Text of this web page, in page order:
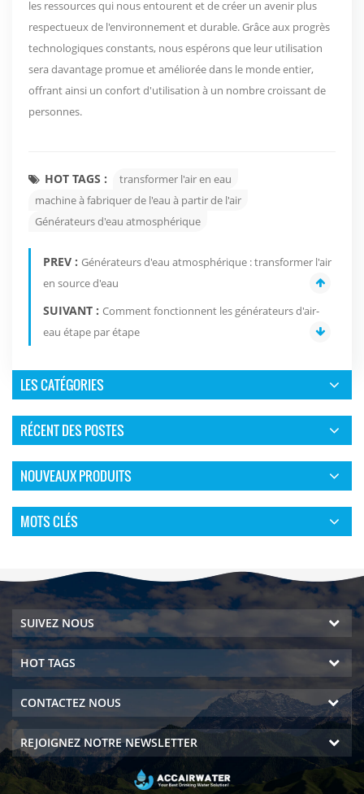
les ressources qui nous entourent et de créer un avenir plus
respectueux de l'environnement et durable. Grâce aux progrès
technologiques constants, nous espérons que leur utilisation
sera davantage promue et améliorée dans le monde entier,
offrant ainsi un confort d'utilisation à un nombre croissant de
personnes.
HOT TAGS :
transformer l'air en eau
machine à fabriquer de l'eau à partir de l'air
Générateurs d'eau atmosphérique
PREV : Générateurs d'eau atmosphérique : transformer l'air
en source d'eau
SUIVANT : Comment fonctionnent les générateurs d'air-
eau étape par étape
LES CATÉGORIES
RÉCENT DES POSTES
NOUVEAUX PRODUITS
MOTS CLÉS
SUIVEZ NOUS
HOT TAGS
CONTACTEZ NOUS
REJOIGNEZ NOTRE NEWSLETTER